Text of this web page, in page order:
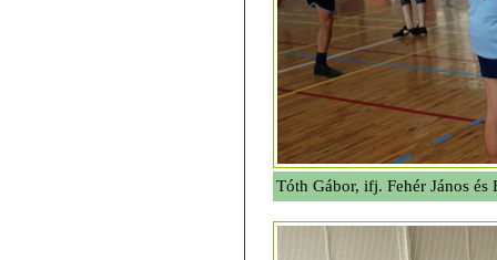
Tóth Gábor, ifj. Fehér János és